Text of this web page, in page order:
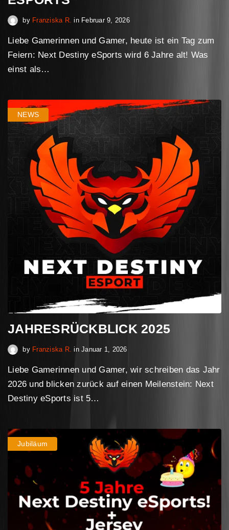
by Franziska R. in Februar 9, 2026Februar 9, 2026
Liebe Gamerinnen und Gamer, heute ist ein Tag zum
Feiern: Next Destiny eSports wird 6 Jahre alt! Was
einst als…
NEWS
JAHRESRÜCKBLICK 2025
by Franziska R. inJanuar 1, 2026Dezember 30, 2025
Liebe Gamerinnen und Gamer, wir schreiben das Jahr
2026 und blicken zurück auf einen Meilenstein: Next
Destiny eSports ist 5…
Jubiläum